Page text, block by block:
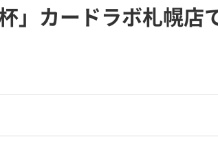
」カードラボ札幌店